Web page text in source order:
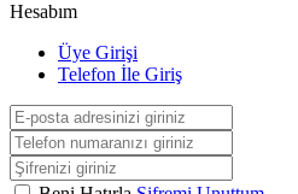
Hesabım
Üye Girişi
Telefon İle Giriş